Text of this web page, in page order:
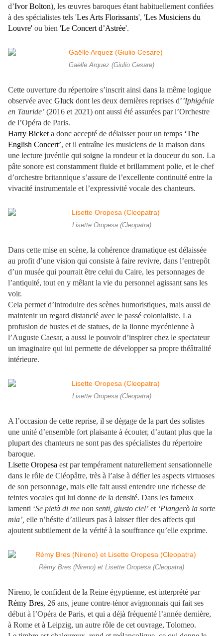
d’Ivor Bolton), les œuvres baroques étant habituellement confiées
à des spécialistes tels 'Les Arts Florissants', 'Les Musiciens du
Louvre' ou bien 'Le Concert d’Astrée'.
Gaëlle Arquez (Giulio Cesare)
Cette ouverture du répertoire s’inscrit ainsi dans la même logique
observée avec Gluck dont les deux dernières reprises d’’Iphigénie
en Tauride’ (2016 et 2021) ont aussi été assurées par l’Orchestre
de l’Opéra de Paris.
Harry Bicket a donc accepté de délaisser pour un temps ‘The
English Concert’, et il entraîne les musiciens de la maison dans
une lecture juvénile qui soigne la rondeur et la douceur du son. La
pâte sonore est constamment fluide et brillamment polie, et le chef
d’orchestre britannique s’assure de l’excellente continuité entre la
vivacité instrumentale et l’expressivité vocale des chanteurs.
Lisette Oropesa (Cleopatra)
Dans cette mise en scène, la cohérence dramatique est délaissée
au profit d’une vision qui consiste à faire revivre, dans l’entrepôt
d’un musée qui pourrait être celui du Caire, les personnages de
l’antiquité, tout en y mêlant la vie du personnel agissant sans les
voir.
Cela permet d’introduire des scènes humoristiques, mais aussi de
maintenir un regard distancié avec le passé colonialiste. La
profusion de bustes et de statues, de la lionne mycénienne à
l’Auguste Caesar, a aussi le pouvoir d’inspirer chez le spectateur
un imaginaire qui lui permette de développer sa propre théâtralité
intérieure.
Lisette Oropesa (Cleopatra)
A l’occasion de cette reprise, il se dégage de la part des solistes
une unité d’ensemble fort plaisante à écouter, d’autant plus que la
plupart des chanteurs ne sont pas des spécialistes du répertoire
baroque.
Lisette Oropesa est par tempérament naturellement sensationnelle
dans le rôle de Cléopâtre, très à l’aise à défier les aspects virtuoses
de son personnage, mais elle fait aussi entendre une richesse de
teintes vocales qui lui donne de la densité. Dans les fameux
lamenti ‘Se pietà di me non senti, giusto ciel’ et ‘Piangerò la sorte
mia’, elle n’hésite d’ailleurs pas à laisser filer des affects qui
ajoutent subtilement de la vérité à la souffrance qu’elle exprime.
Rémy Bres (Nireno) et Lisette Oropesa (Cleopatra)
Nireno, le confident de la Reine égyptienne, est interprété par
Rémy Bres, 26 ans, jeune contre-ténor avignonnais qui fait ses
début à l’Opéra de Paris, et qui a déjà fréquenté l’année dernière,
à Rome et à Leipzig, un autre rôle de cet ouvrage, Tolomeo.